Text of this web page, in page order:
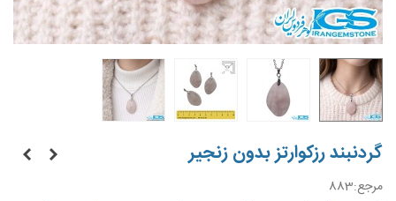
گردنبند رزکوارتز بدون زنجیر
مرجع:883